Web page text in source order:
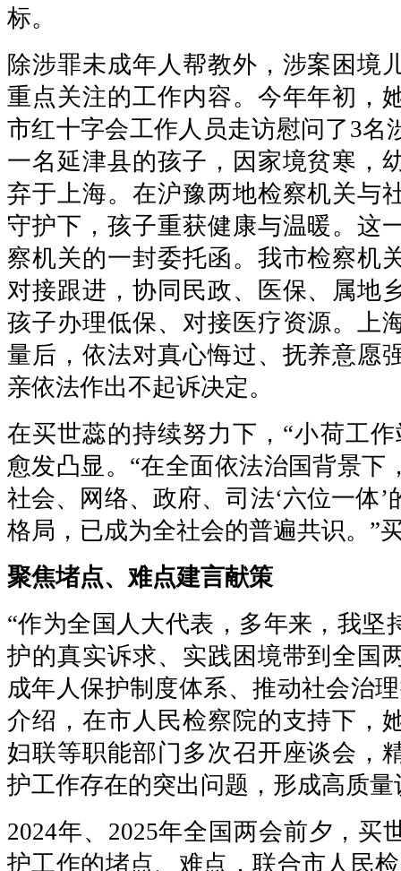
标。
除涉罪未成年人帮教外，涉案困境
重点关注的工作内容。今年年初，
市红十字会工作人员走访慰问了3名
一名延津县的孩子，因家境贫寒，
弃于上海。在沪豫两地检察机关与
守护下，孩子重获健康与温暖。这
察机关的一封委托函。我市检察机
对接跟进，协同民政、医保、属地
孩子办理低保、对接医疗资源。上
量后，依法对真心悔过、抚养意愿
亲依法作出不起诉决定。
在买世蕊的持续努力下，“小荷工
愈发凸显。“在全面依法治国背景下
社会、网络、政府、司法‘六位一体
格局，已成为全社会的普遍共识。”
聚焦堵点、难点建言献策
“作为全国人大代表，多年来，我坚
护的真实诉求、实践困境带到全国
成年人保护制度体系、推动社会治
介绍，在市人民检察院的支持下，
妇联等职能部门多次召开座谈会，
护工作存在的突出问题，形成高质
2024年、2025年全国两会前夕，买
护工作的堵点、难点，联合市人民